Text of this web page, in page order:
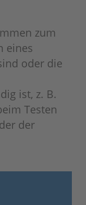
zum
eines
oder die
ist, z. B.
Testen
der